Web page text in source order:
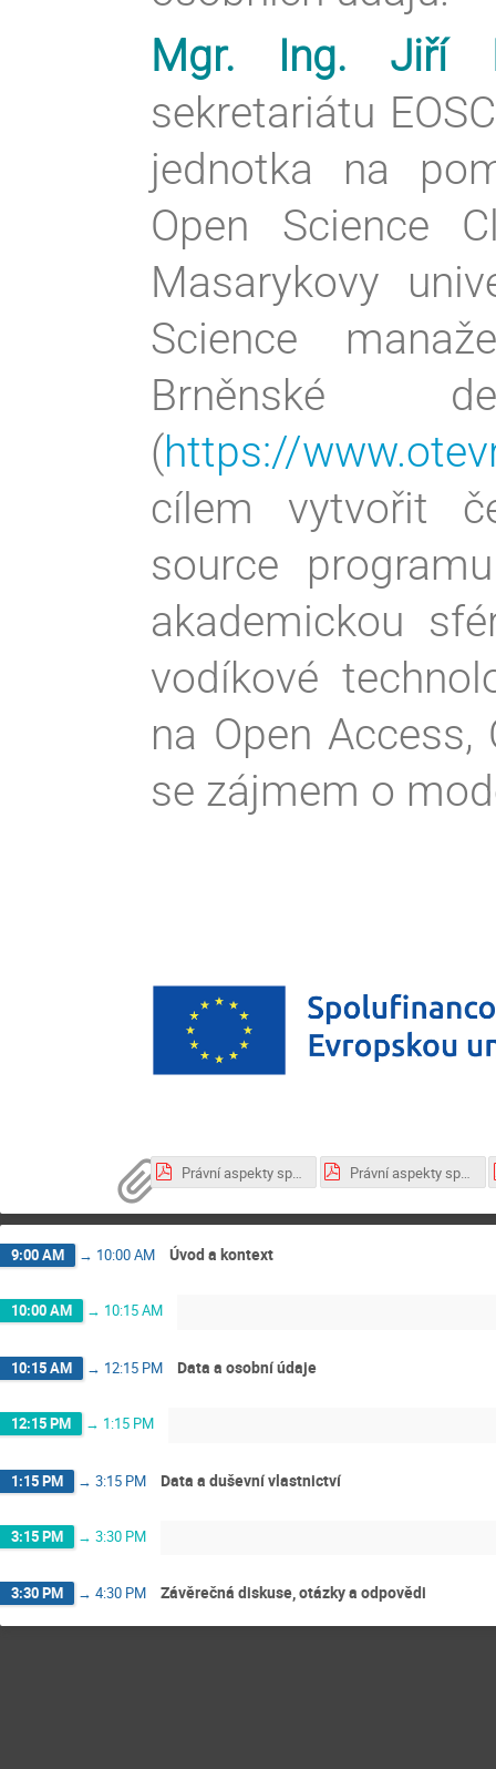
Mgr. Ing. Jiří
sekretariátu
jednotka na
Open Science
Masarykovy
Science
Brněnské
(https://
cílem vytvořit
source
akademickou
vodíkové
na Open
se zájmem o
Právní aspekty správy výzkumných dat_Data a osobní údaje_Jakub Míšek_9.10.2023.pdf Právní aspekty správy výzkumných dat_Intro+Úvod+ Závěr_Jiří Marek_9.10.2023.pdf
9:00 AM → 10:00 AM Úvod a kontext
10:00 AM → 10:15 AM
10:15 AM → 12:15 PM Data a osobní údaje
12:15 PM → 1:15 PM
1:15 PM → 3:15 PM Data a duševní vlastnictví
3:15 PM → 3:30 PM
3:30 PM → 4:30 PM Závěrečná diskuse, otázky a odpovědi